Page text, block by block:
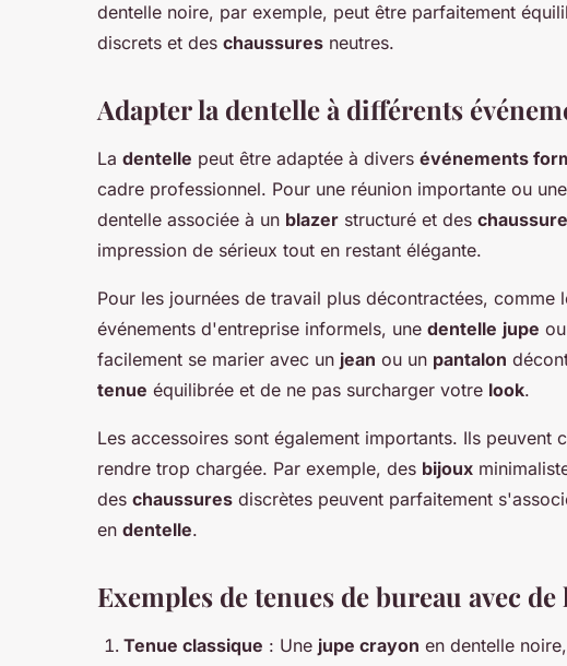
dentelle noire, par exemple, peut être parfaitement
discrets et des chaussures neutres.
Adapter la dentelle à différents
La dentelle peut être adaptée à divers événements
cadre professionnel. Pour une réunion importante ou
dentelle associée à un blazer structuré et des
impression de sérieux tout en restant élégante.
Pour les journées de travail plus décontractées, comme
événements d'entreprise informels, une dentelle jupe
facilement se marier avec un jean ou un pantalon
tenue équilibrée et de ne pas surcharger votre look.
Les accessoires sont également importants. Ils peuvent
rendre trop chargée. Par exemple, des bijoux
des chaussures discrètes peuvent parfaitement
en dentelle.
Exemples de tenues de bureau avec
Tenue classique : Une jupe crayon en dentelle